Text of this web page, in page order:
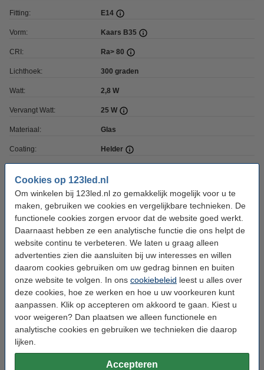
Cookies op 123led.nl
Om winkelen bij 123led.nl zo gemakkelijk mogelijk voor u te
maken, gebruiken we cookies en vergelijkbare technieken. De
functionele cookies zorgen ervoor dat de website goed werkt.
Daarnaast hebben ze een analytische functie die ons helpt de
website continu te verbeteren. We laten u graag alleen
advertenties zien die aansluiten bij uw interesses en willen
daarom cookies gebruiken om uw gedrag binnen en buiten
onze website te volgen. In ons cookiebeleid leest u alles over
deze cookies, hoe ze werken en hoe u uw voorkeuren kunt
aanpassen. Klik op accepteren om akkoord te gaan. Kiest u
voor weigeren? Dan plaatsen we alleen functionele en
analytische cookies en gebruiken we technieken die daarop
lijken.
Accepteren
Fitting: E14
Vorm: Kaars B35
CRI: Ra> 80
Lichthoek: 300 graden
Watt: 2,8 W
Vervangt Watt: 25 W
Materiaal: Glas
Coating: Helder
Voltage type: AC
Ingangsfrequentie:
Afmetingen: 97 x 35 x 35 mm (lxbxh)
Diameter: Ø 35 mm
Werktemperatuur: -20 tot +40 °C
Beschermingsniveau: IP20
Aan/uitschakelingen: